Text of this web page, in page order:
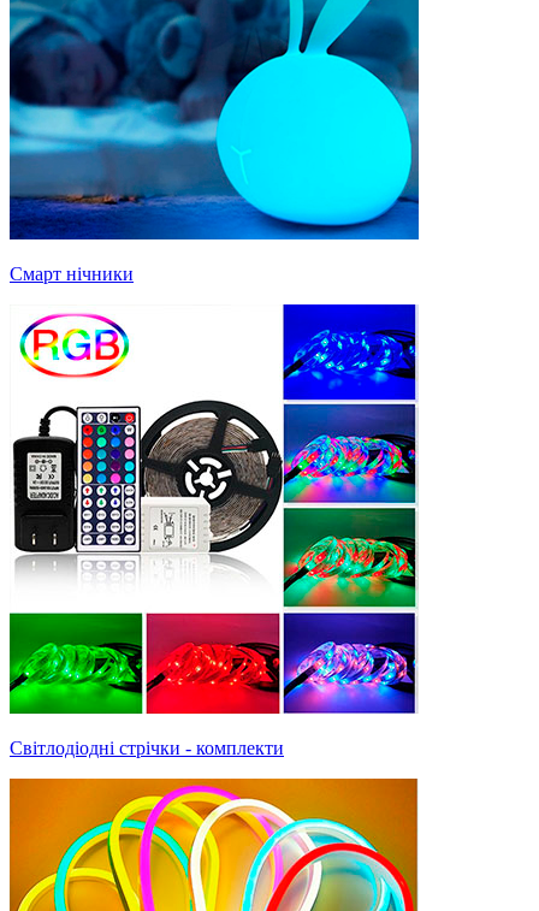
Смарт нічники
Світлодіодні стрічки - комплекти